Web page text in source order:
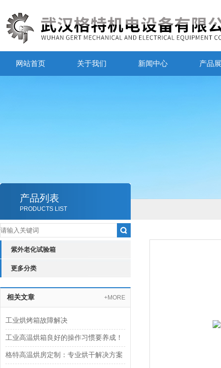
网站首页 关于我们 新闻中心 产品
产品列表
PRODUCTS LIST
紫外老化试验箱
更多分类
相关文章 +MORE
工业烘烤箱故障解决
工业高温烘箱良好的操作习惯要养成！
格特高温烘房定制：专业烘干解决方案